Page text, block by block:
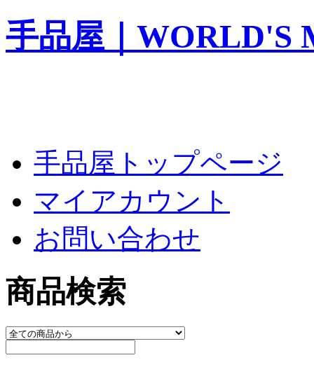
手品屋｜WORLD'S
手品屋トップページ
マイアカウント
お問い合わせ
商品検索